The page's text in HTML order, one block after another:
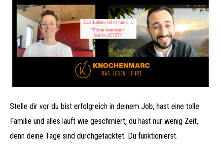
Stelle dir vor du bist erfolgreich in deinem Job, hast eine tolle
Familie und alles läuft wie geschmiert, du hast nur wenig Zeit,
denn deine Tage sind durchgetacktet. Du funktionierst.